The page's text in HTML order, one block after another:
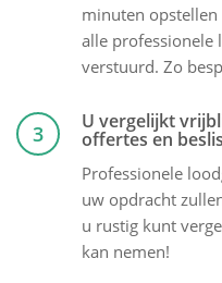
minuten
alle professionele
verstuurd. Zo
3 U vergelijkt
offertes en
Professionele
uw opdracht
u rustig kunt
kan nemen!